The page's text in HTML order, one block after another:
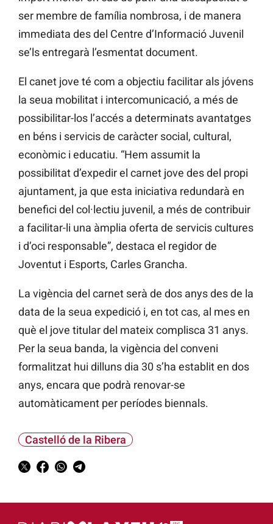
ser membre de família nombrosa, i de manera
immediata des del Centre d’Informació Juvenil
se’ls entregarà l’esmentat document.
El canet jove té com a objectiu facilitar als jóvens
la seua mobilitat i intercomunicació, a més de
possibilitar-los l’accés a determinats avantatges
en béns i servicis de caràcter social, cultural,
econòmic i educatiu. “Hem assumit la
possibilitat d’expedir el carnet jove des del propi
ajuntament, ja que esta iniciativa redundarà en
benefici del col·lectiu juvenil, a més de contribuir
a facilitar-li una àmplia oferta de servicis cultures
i d’oci responsable”, destaca el regidor de
Joventut i Esports, Carles Grancha.
La vigència del carnet serà de dos anys des de la
data de la seua expedició i, en tot cas, al mes en
què el jove titular del mateix complisca 31 anys.
Per la seua banda, la vigència del conveni
formalitzat hui dilluns dia 30 s’ha establit en dos
anys, encara que podrà renovar-se
automàticament per períodes biennals.
Castelló de la Ribera